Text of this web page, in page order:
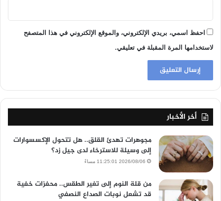
احفظ اسمي، بريدي الإلكتروني، والموقع الإلكتروني في هذا المتصفح
لاستخدامها المرة المقبلة في تعليقي.
أخر الأخبار
مجوهرات تهدئ القلق.. هل تتحول الإكسسوارات
إلى وسيلة للاسترخاء لدى جيل زد؟
2026/08/06 11:25:01 مساءً
من قلة النوم إلى تغير الطقس.. محفزات خفية
قد تشعل نوبات الصداع النصفي